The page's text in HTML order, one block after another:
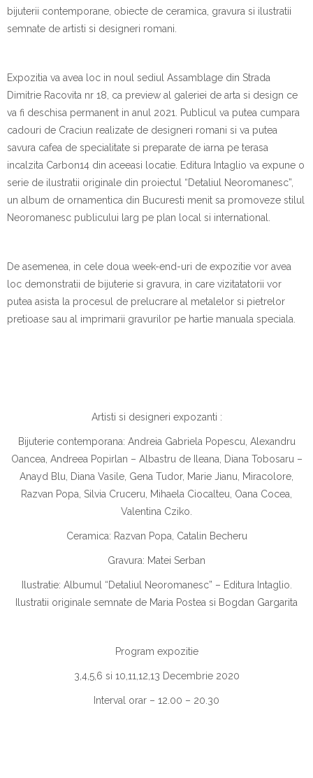
bijuterii contemporane, obiecte de ceramica, gravura si ilustratii
semnate de artisti si designeri romani.
Expozitia va avea loc in noul sediul Assamblage din Strada
Dimitrie Racovita nr 18, ca preview al galeriei de arta si design ce
va fi deschisa permanent in anul 2021. Publicul va putea cumpara
cadouri de Craciun realizate de designeri romani si va putea
savura cafea de specialitate si preparate de iarna pe terasa
incalzita Carbon14 din aceeasi locatie. Editura Intaglio va expune o
serie de ilustratii originale din proiectul “Detaliul Neoromanesc”,
un album de ornamentica din Bucuresti menit sa promoveze stilul
Neoromanesc publicului larg pe plan local si international.
De asemenea, in cele doua week-end-uri de expozitie vor avea
loc demonstratii de bijuterie si gravura, in care vizitatatorii vor
putea asista la procesul de prelucrare al metalelor si pietrelor
pretioase sau al imprimarii gravurilor pe hartie manuala speciala.
Artisti si designeri expozanti :
Bijuterie contemporana: Andreia Gabriela Popescu, Alexandru
Oancea, Andreea Popirlan – Albastru de Ileana, Diana Tobosaru –
Anayd Blu, Diana Vasile, Gena Tudor, Marie Jianu, Miracolore,
Razvan Popa, Silvia Cruceru, Mihaela Ciocalteu, Oana Cocea,
Valentina Cziko.
Ceramica: Razvan Popa, Catalin Becheru
Gravura: Matei Serban
Ilustratie: Albumul “Detaliul Neoromanesc” – Editura Intaglio.
Ilustratii originale semnate de Maria Postea si Bogdan Gargarita
Program expozitie
3,4,5,6 si 10,11,12,13 Decembrie 2020
Interval orar – 12.00 – 20.30